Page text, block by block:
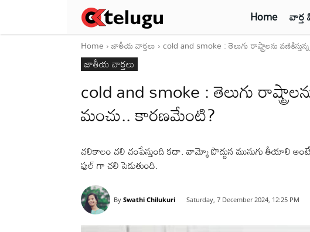
Home వార్త
Home జాతీయ వార్తలు cold and smoke : తెలుగు రాష్ట్రాలను
జాతీయ వార్తలు
cold and smoke : తెలుగు
మంచు.. కారణమేంటి?
చలికాలం చలి చంపేస్తుంది కదా. వామ్మో పొద్దున ముసుగు తీయాలి అంటే
ఫుల్ గా చలి పెడుతుంది.
By Swathi Chilukuri Saturday, 7 December 2024, 12:25 PM